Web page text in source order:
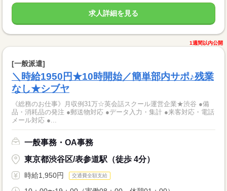
求人詳細を見る
1週間以内公開
[一般派遣]
＼時給1950円★10時開始／簡単部内サポ♪残業
なし★シブヤ
《総務のお仕事》月収例31万☆英会話スクール運営企業★渋谷 ●備
品・消耗品の発注 ●郵送物対応 ●データ入力・集計 ●来客対応・電話
メール対応 ●...
一般事務・OA事務
東京都渋谷区/表参道駅（徒歩 4分）
時給1,950円 交通費全額支給